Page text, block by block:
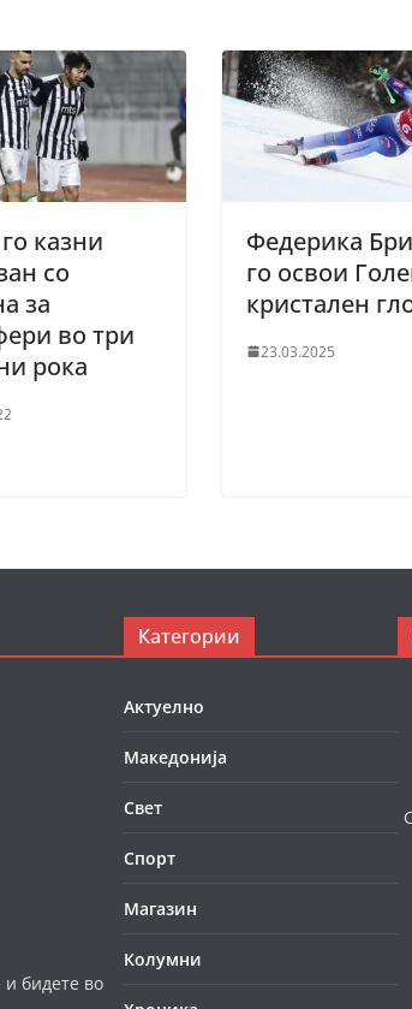
казни
со
за
во три
рока
Федерика
го освои
кристален
23.03.2025
и бидете во
Категории
Актуелно
Македонија
Свет
Спорт
Магазин
Колумни